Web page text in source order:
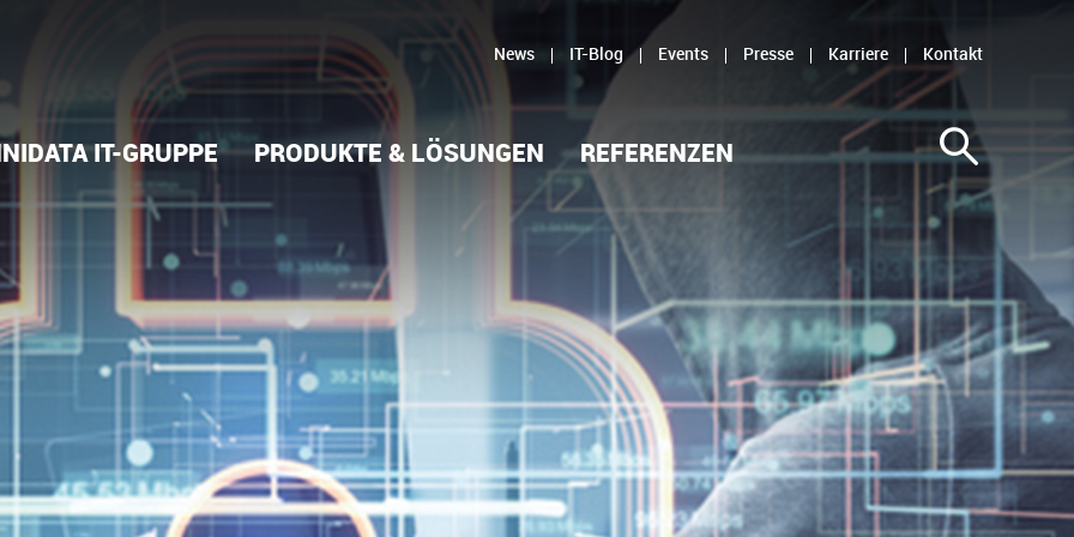
News IT-Blog Events Presse Karriere Kontakt
IT-GRUPPE PRODUKTE & LÖSUNGEN REFERENZEN